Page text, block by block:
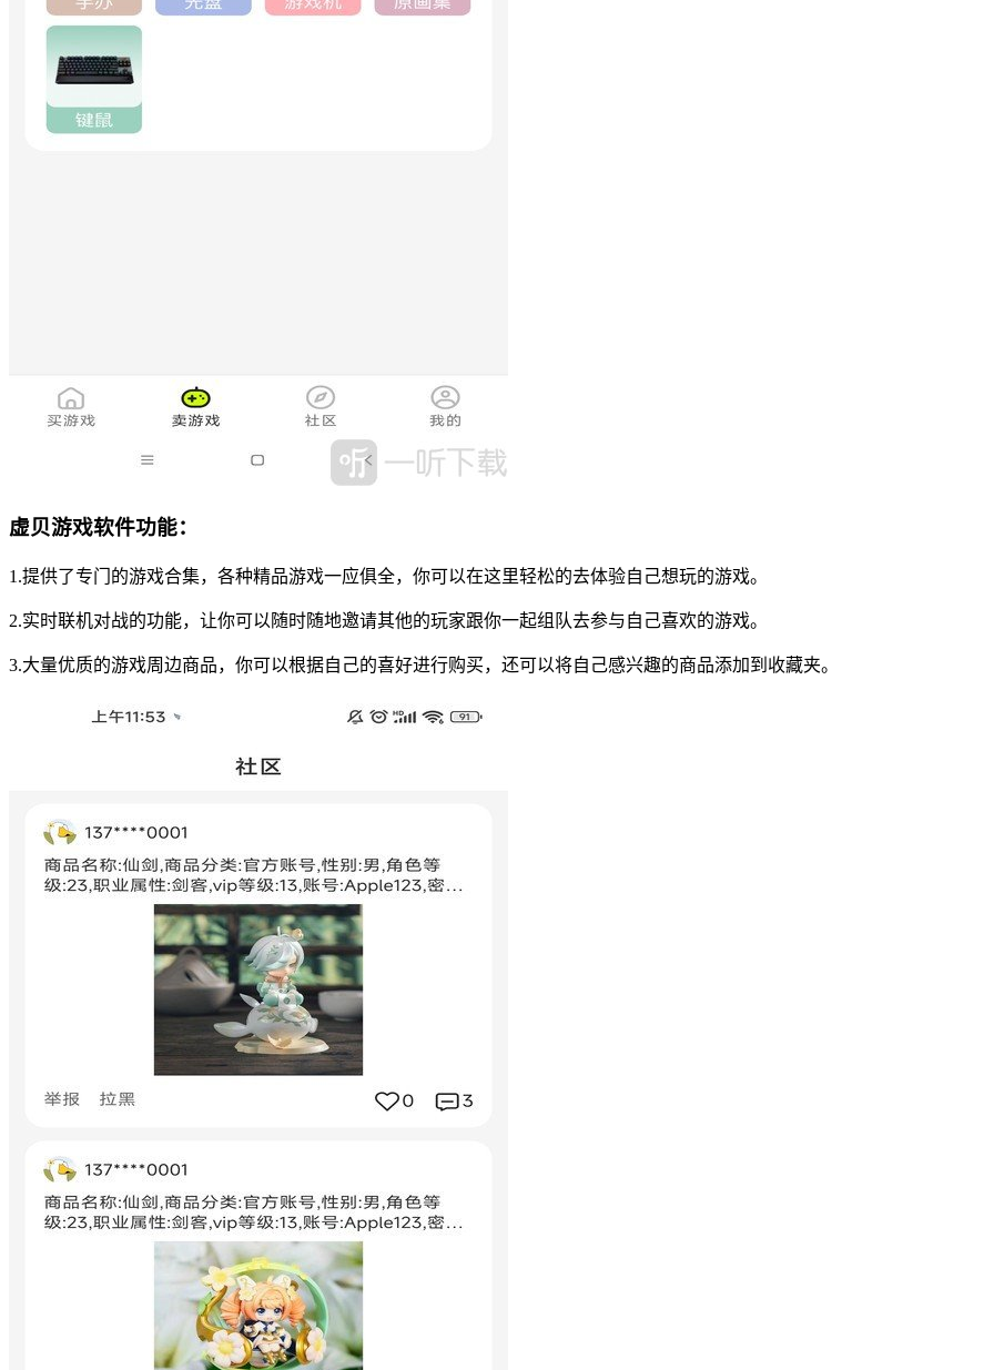
虚贝游戏软件功能：
1.提供了专门的游戏合集，各种精品游戏一应俱全，你可以在这里轻松的去体验自己想玩的游戏。
2.实时联机对战的功能，让你可以随时随地邀请其他的玩家跟你一起组队去参与自己喜欢的游戏。
3.大量优质的游戏周边商品，你可以根据自己的喜好进行购买，还可以将自己感兴趣的商品添加到收藏夹。